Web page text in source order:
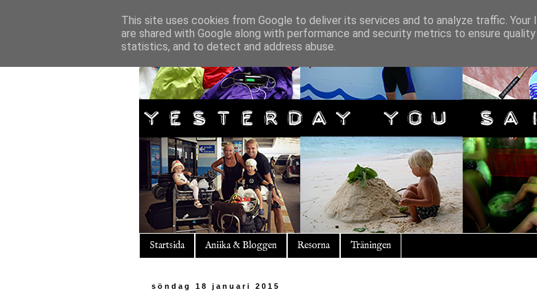
Startsida Aniika & Bloggen Resorna Träningen
söndag 18 januari 2015
This site uses cookies from Google to deliver its services and to analyze traffic. Your
are shared with Google along with performance and security metrics to ensure
statistics, and to detect and address abuse.